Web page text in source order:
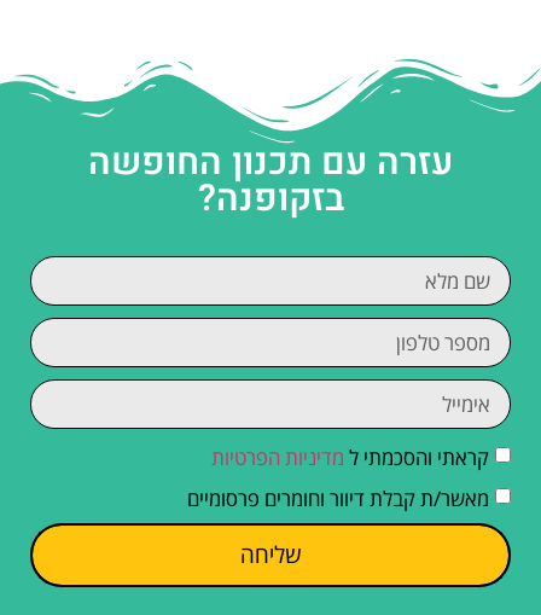
עזרה עם תכנון החופשה
בזקופנה?
קראתי והסכמתי ל מדיניות הפרטיות
מאשר/ת קבלת דיוור וחומרים פרסומיים
שליחה